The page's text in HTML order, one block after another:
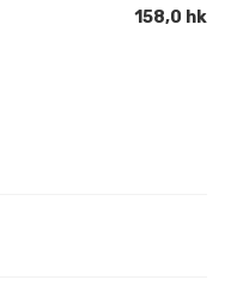
158,0 hk